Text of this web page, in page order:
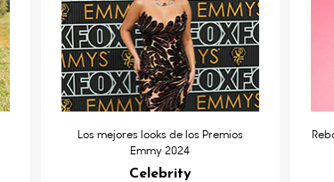
Los mejores looks de los Premios
Emmy 2024
Celebrity